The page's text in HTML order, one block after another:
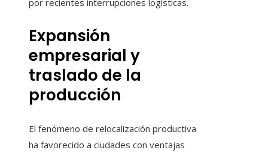
por recientes interrupciones logísticas.
Expansión
empresarial y
traslado de la
producción
El fenómeno de relocalización productiva
ha favorecido a ciudades con ventajas